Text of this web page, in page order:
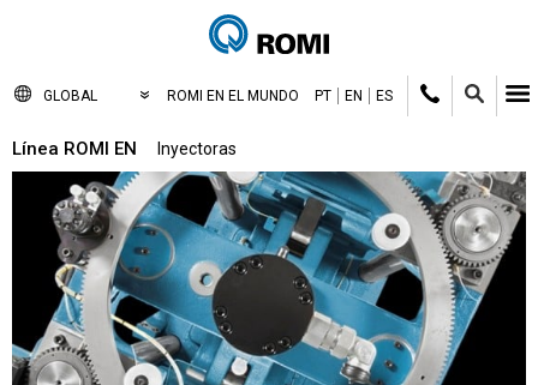
GLOBAL ROMI EN EL MUNDO PT EN ES
Línea ROMI EN Inyectoras